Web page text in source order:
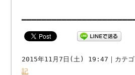
2015年11月7日(土) 19:47｜カテゴ
記